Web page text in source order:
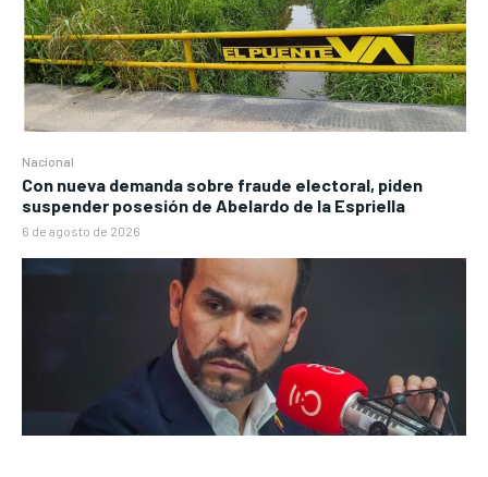
Nacional
Con nueva demanda sobre fraude electoral, piden
suspender posesión de Abelardo de la Espriella
6 de agosto de 2026